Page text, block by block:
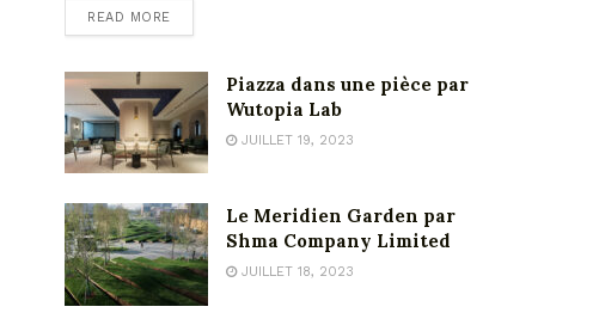
READ MORE
Piazza dans une pièce par
Wutopia Lab
JUILLET 19, 2023
Le Meridien Garden par
Shma Company Limited
JUILLET 18, 2023